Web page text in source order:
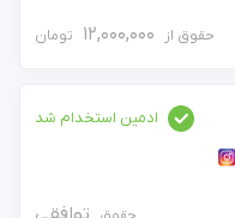
حقوق از 12,000,000 تومان
ادمین استخدام شد